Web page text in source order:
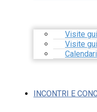
Visite
Visite
INCONTRI E